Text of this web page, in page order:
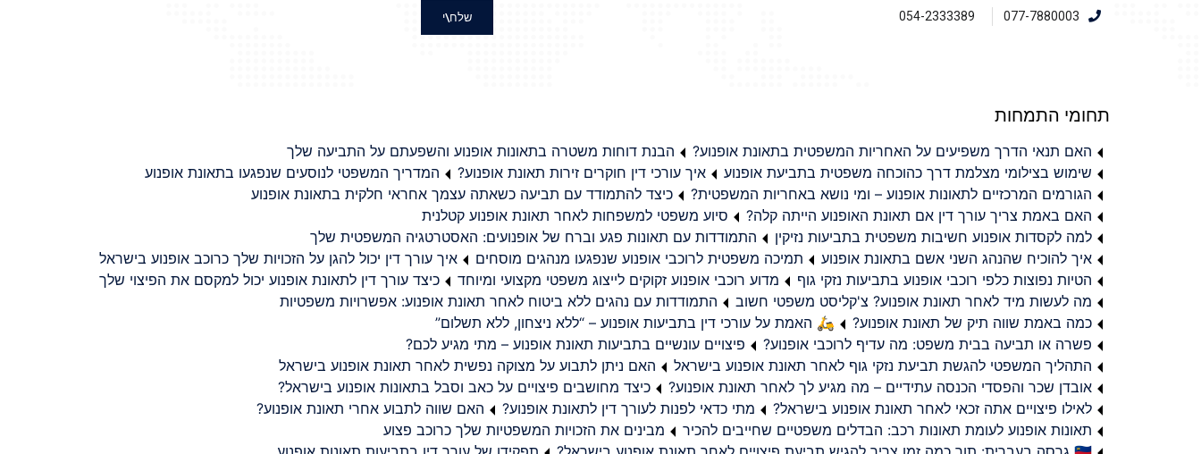
077-7880003
054-2333389 שלח\י
תחומי התמחות
האם תנאי הדרך משפיעים על האחריות המשפטית בתאונת אופנוע?
הבנת דוחות משטרה בתאונות אופנוע והשפעתם על התביעה שלך
שימוש בצילומי מצלמת דרך כהוכחה משפטית בתביעת אופנוע
איך עורכי דין חוקרים זירות תאונת אופנוע?
המדריך המשפטי לנוסעים שנפגעו בתאונת אופנוע
הגורמים המרכזיים לתאונות אופנוע – ומי נושא באחריות המשפטית?
כיצד להתמודד עם תביעה כשאתה עצמך אחראי חלקית בתאונת אופנוע
האם באמת צריך עורך דין אם תאונת האופנוע הייתה קלה?
סיוע משפטי למשפחות לאחר תאונת אופנוע קטלנית
למה לקסדות אופנוע חשיבות משפטית בתביעות נזיקין
התמודדות עם תאונות פגע וברח של אופנועים: האסטרטגיה המשפטית שלך
איך להוכיח שהנהג השני אשם בתאונת אופנוע
תמיכה משפטית לרוכבי אופנוע שנפגעו מנהגים מוסחים
איך עורך דין יכול להגן על הזכויות שלך כרוכב אופנוע בישראל
הטיות נפוצות כלפי רוכבי אופנוע בתביעות נזקי גוף
מדוע רוכבי אופנוע זקוקים לייצוג משפטי מקצועי ומיוחד
כיצד עורך דין לתאונת אופנוע יכול למקסם את הפיצוי שלך
מה לעשות מיד לאחר תאונת אופנוע? צ'קליסט משפטי חשוב
התמודדות עם נהגים ללא ביטוח לאחר תאונת אופנוע: אפשרויות משפטיות
כמה באמת שווה תיק של תאונת אופנוע?
🛵 האמת על עורכי דין בתביעות אופנוע – “ללא ניצחון, ללא תשלום”
פשרה או תביעה בבית משפט: מה עדיף לרוכבי אופנוע?
פיצויים עונשיים בתביעות תאונת אופנוע – מתי מגיע לכם?
התהליך המשפטי להגשת תביעת נזקי גוף לאחר תאונת אופנוע בישראל
האם ניתן לתבוע על מצוקה נפשית לאחר תאונת אופנוע בישראל
אובדן שכר והפסדי הכנסה עתידיים – מה מגיע לך לאחר תאונת אופנוע?
כיצד מחושבים פיצויים על כאב וסבל בתאונות אופנוע בישראל?
לאילו פיצויים אתה זכאי לאחר תאונת אופנוע בישראל?
מתי כדאי לפנות לעורך דין לתאונת אופנוע?
האם שווה לתבוע אחרי תאונת אופנוע?
תאונות אופנוע לעומת תאונות רכב: הבדלים משפטיים שחייבים להכיר
מבינים את הזכויות המשפטיות שלך כרוכב פצוע